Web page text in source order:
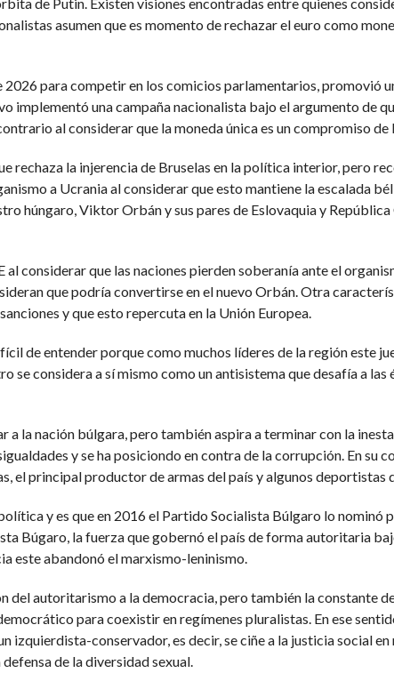
asumen que es momento de rechazar el euro como
2026 para competir en los comicios parlamentarios, promovió
implementó una campaña nacionalista bajo el argumento de
al considerar que la moneda única es un compromiso
rechaza la injerencia de Bruselas en la política interior, pero
a Ucrania al considerar que esto mantiene la escalada
húngaro, Viktor Orbán y sus pares de Eslovaquia y
considerar que las naciones pierden soberanía ante el
que podría convertirse en el nuevo Orbán. Otra
y que esto repercuta en la Unión Europea.
de entender porque como muchos líderes de la región este
se considera a sí mismo como un antisistema que desafía a
la nación búlgara, pero también aspira a terminar con la
y se ha posiciondo en contra de la corrupción. En su
el principal productor de armas del país y algunos deportistas
y es que en 2016 el Partido Socialista Búlgaro lo nominó
Búgaro, la fuerza que gobernó el país de forma autoritaria
este abandonó el marxismo-leninismo.
del autoritarismo a la democracia, pero también la constante
para coexistir en regímenes pluralistas. En ese
izquierdista-conservador, es decir, se ciñe a la justicia social
de la diversidad sexual.